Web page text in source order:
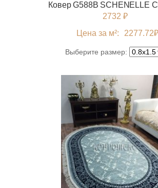
Ковер G588B SCHENELLE
2732 ₽
Цена за м²:
2277.72₽
Выберите размер: